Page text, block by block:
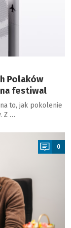
Polaków
festiwal
to, jak pokolenie
Z …
0